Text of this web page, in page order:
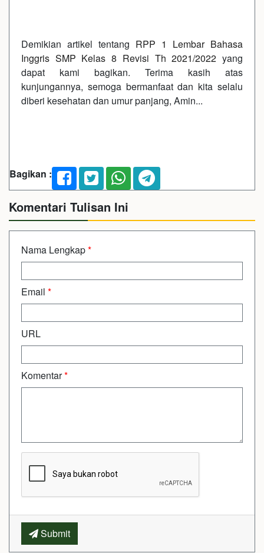
Demikian artikel tentang RPP 1 Lembar Bahasa
Inggris SMP Kelas 8 Revisi Th 2021/2022 yang
dapat kami bagikan. Terima kasih atas
kunjungannya, semoga bermanfaat dan kita selalu
diberi kesehatan dan umur panjang, Amin...
Bagikan :
Komentari Tulisan Ini
Nama Lengkap*
Email *
URL
Komentar*
Submit